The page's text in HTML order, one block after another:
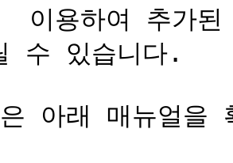
용하여 추가된
수 있습니다.
아래 매뉴얼을